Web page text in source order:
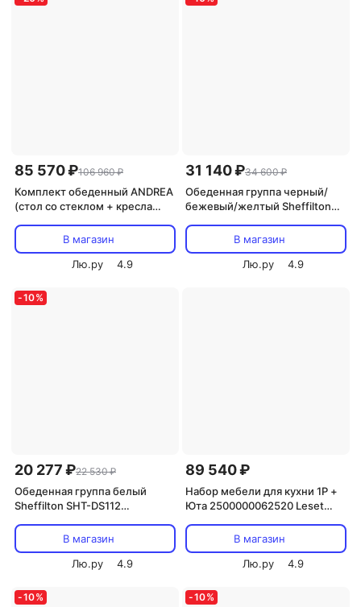
85 570 ₽106 960 ₽
Комплект обеденный ANDREA
(стол со стеклом + кресла
(античн. орех), Ткань рубчик,
цвет кремовый Tetchair Andrea
В магазин
Лю.ру
4.9
31 140 ₽34 600 ₽
Обеденная группа черный/
бежевый/желтый Sheffilton
В магазин
Лю.ру
4.9
-10%
20 277 ₽22 530 ₽
Обеденная группа белый
Sheffilton SHT-DS112
В магазин
Лю.ру
4.9
89 540 ₽
Набор мебели для кухни 1Р +
Юта 2500000062520 Leset
В магазин
Лю.ру
4.9
-10% -10%